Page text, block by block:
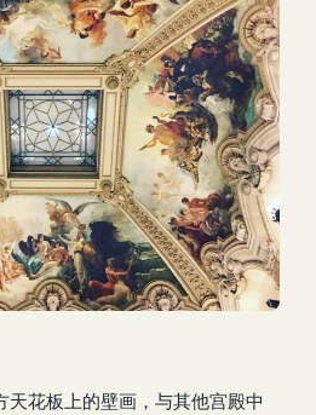
花板上的壁画，与其他宫殿中